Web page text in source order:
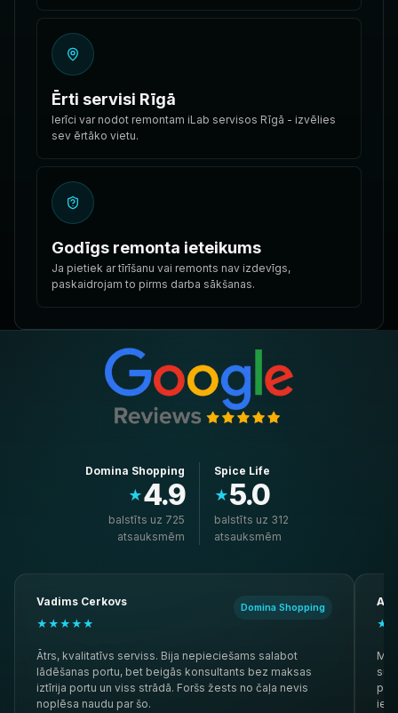
Ērti servisi Rīgā
Ierīci var nodot remontam iLab servisos Rīgā - izvēlies
sev ērtāko vietu.
Godīgs remonta ieteikums
Ja pietiek ar tīrīšanu vai remonts nav izdevīgs,
paskaidrojam to pirms darba sākšanas.
Domina Shopping
★4.9
balstīts uz 725
atsauksmēm
Spice Life
★5.0
balstīts uz 312
atsauksmēm
Vadims Cerkovs
★★★★★
Domina Shopping
Ātrs, kvalitatīvs serviss. Bija nepieciešams salabot
lādēšanas portu, bet beigās konsultants bez maksas
iztīrija portu un viss strādā. Foršs žests no čaļa nevis
noplēsa naudu par šo.